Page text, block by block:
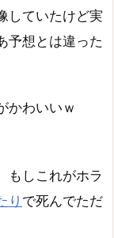
していたけど実
予想とは違った
かわいいｗ
もしこれがホラ
り で死んでただ